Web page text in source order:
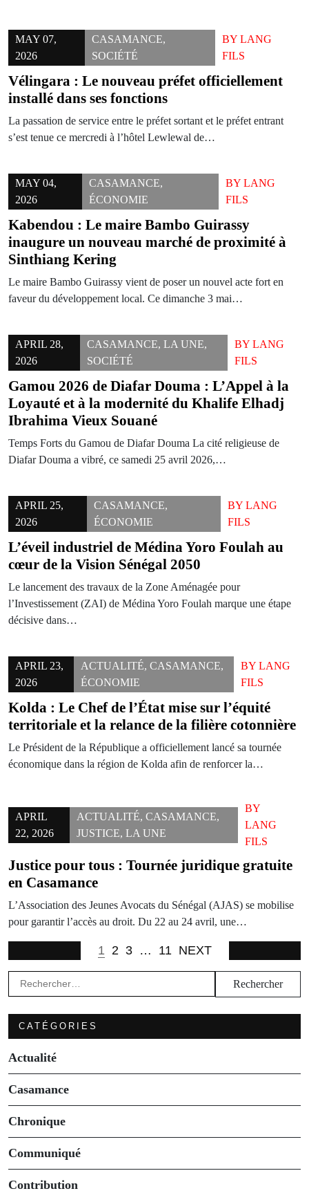
MAY 07,
2026
CASAMANCE,
SOCIÉTÉ
BYLANG
FILS
Vélingara : Le nouveau préfet officiellement
installé dans ses fonctions
La passation de service entre le préfet sortant et le préfet entrant
s’est tenue ce mercredi à l’hôtel Lewlewal de…
MAY 04,
2026
CASAMANCE,
ÉCONOMIE
BYLANG
FILS
Kabendou : Le maire Bambo Guirassy
inaugure un nouveau marché de proximité à
Sinthiang Kering
Le maire Bambo Guirassy vient de poser un nouvel acte fort en
faveur du développement local. Ce dimanche 3 mai…
APRIL 28,
2026
CASAMANCE, LA UNE,
SOCIÉTÉ
BY LANG
FILS
Gamou 2026 de Diafar Douma : L’Appel à la
Loyauté et à la modernité du Khalife Elhadj
Ibrahima Vieux Souané
Temps Forts du Gamou de Diafar Douma La cité religieuse de
Diafar Douma a vibré, ce samedi 25 avril 2026,…
APRIL 25,
2026
CASAMANCE,
ÉCONOMIE
BY LANG
FILS
L’éveil industriel de Médina Yoro Foulah au
cœur de la Vision Sénégal 2050
​Le lancement des travaux de la Zone Aménagée pour
l’Investissement (ZAI) de Médina Yoro Foulah marque une étape
décisive dans…
APRIL 23,
2026
ACTUALITÉ,CASAMANCE,
ÉCONOMIE
BY LANG
FILS
Kolda : Le Chef de l’État mise sur l’équité
territoriale et la relance de la filière cotonnière
Le Président de la République a officiellement lancé sa tournée
économique dans la région de Kolda afin de renforcer la…
APRIL
22, 2026
ACTUALITÉ,CASAMANCE,
JUSTICE,LA UNE
BY
LANG
FILS
Justice pour tous : Tournée juridique gratuite
en Casamance
L’Association des Jeunes Avocats du Sénégal (AJAS) se mobilise
pour garantir l’accès au droit. Du 22 au 24 avril, une…
1 2 3 … 11 NEXT
Rechercher :
CATÉGORIES
Actualité
Casamance
Chronique
Communiqué
Contribution